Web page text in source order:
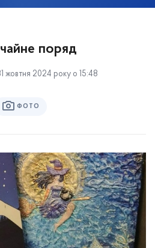
поряд
жовтня 2024 року о 15:48
ФОТО